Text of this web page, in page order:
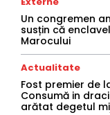
Un congremen
susțin că
Marocului
Actualitate
Fost premier de
Consumă in
arătat degetul